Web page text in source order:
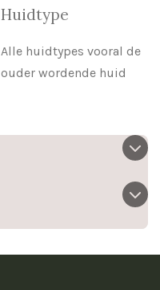
Huidtype
Alle huidtypes vooral de
ouder wordende huid